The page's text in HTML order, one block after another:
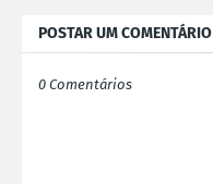
POSTAR UM COMENTÁRIO
0 Comentários